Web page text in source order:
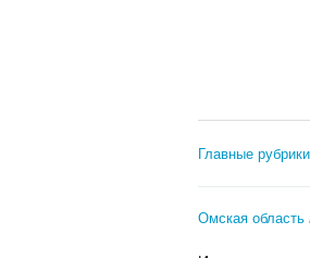
Главные
Омская область